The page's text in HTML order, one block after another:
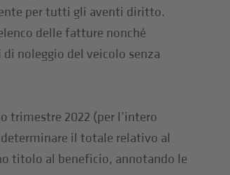
per tutti gli aventi diritto.
delle fatture nonché
noleggio del veicolo senza
trimestre 2022 (per l’intero
determinare il totale relativo al
titolo al beneficio, annotando le